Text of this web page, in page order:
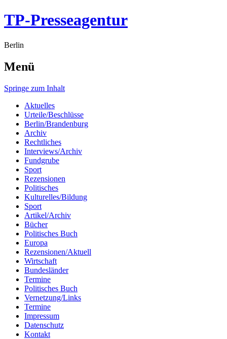
TP-Presseagentur
Berlin
Menü
Springe zum Inhalt
Aktuelles
Urteile/Beschlüsse
Berlin/Brandenburg
Archiv
Rechtliches
Interviews/Archiv
Fundgrube
Sport
Rezensionen
Politisches
Kulturelles/Bildung
Sport
Artikel/Archiv
Bücher
Politisches Buch
Europa
Rezensionen/Aktuell
Wirtschaft
Bundesländer
Termine
Politisches Buch
Vernetzung/Links
Termine
Impressum
Datenschutz
Kontakt